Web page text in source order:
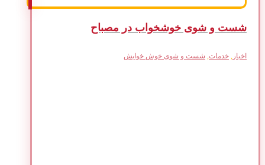
شست و شوی خوشخواب در مصباح
اخبار خدمات شست و شوی خوش خوابش